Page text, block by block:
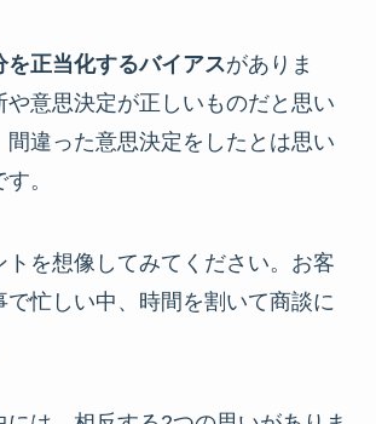
を正当化するバイアスがありま
や意思決定が正しいものだと思い
間違った意思決定をしたとは思い
。
トを想像してみてください。お客
で忙しい中、時間を割いて商談に